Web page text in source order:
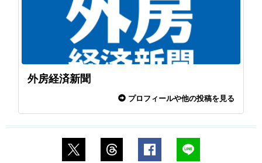
外房経済新聞
プロフィールや他の投稿を見る